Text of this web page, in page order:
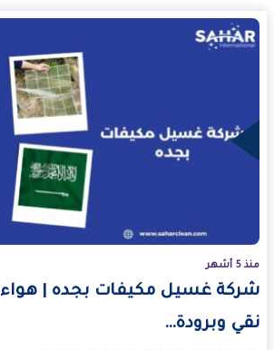
منذ 5 أشهر
شركة غسيل مكيفات بجده | هواء
نقي وبرودة…